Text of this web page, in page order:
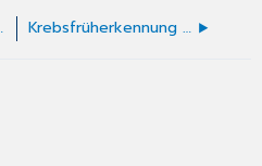
21) Krebsfrüherkennung Frauen Gynäkologie